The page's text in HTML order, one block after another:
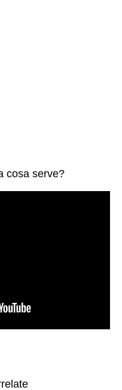
cosa serve?